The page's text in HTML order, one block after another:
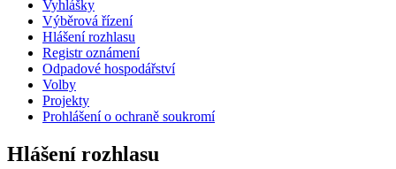
Vyhlášky
Výběrová řízení
Hlášení rozhlasu
Registr oznámení
Odpadové hospodářství
Volby
Projekty
Prohlášení o ochraně soukromí
Hlášení rozhlasu